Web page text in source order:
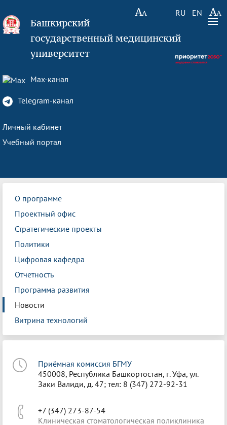
RU EN
Башкирский
государственный медицинский
университет
Max-канал
Telegram-канал
Личный кабинет
Учебный портал
О программе
Проектный офис
Стратегические проекты
Политики
Цифровая кафедра
Отчетность
Программа развития
Новости
Витрина технологий
Приёмная комиссия БГМУ
450008, Республика Башкортостан, г. Уфа, ул.
Заки Валиди, д. 47; тел: 8 (347) 272-92-31
+7 (347) 273-87-54
Клиническая стоматологическая поликлиника